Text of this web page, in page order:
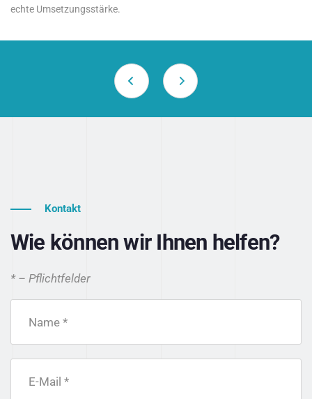
echte Umsetzungsstärke.
Kontakt
Wie können wir Ihnen helfen?
* – Pflichtfelder
Name *
E-Mail *